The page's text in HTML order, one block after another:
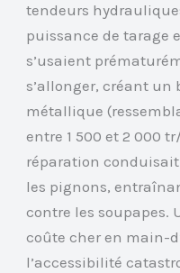
tendeurs
puissance de tarage
s’usaient
s’allonger, créant
métallique
entre 1 500 et 2 000
réparation
les pignons,
contre les soupapes.
coûte cher en main-
l’accessibilité